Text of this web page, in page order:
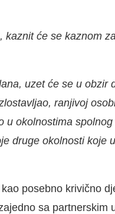
će se kaznom
uzet će se u obzir
ranjivoj
okolnostima
druge okolnosti koje
posebno krivično
sa partnerskim